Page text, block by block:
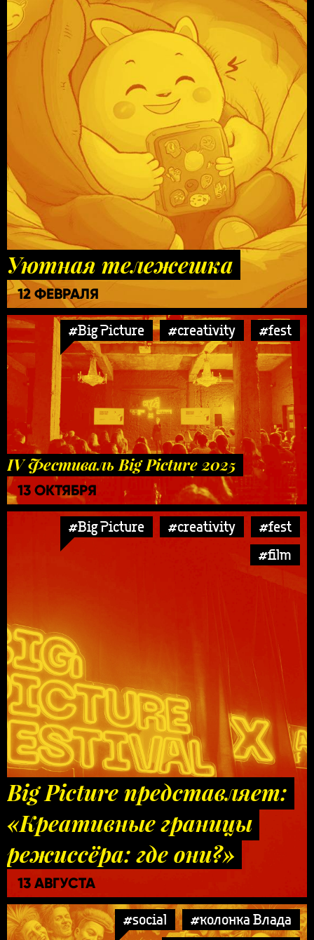
Уютная тележешка
12 ФЕВРАЛЯ
#Big Picture #creativity #fest
IV Фестиваль Big Picture 2025
13 ОКТЯБРЯ
#Big Picture #creativity
#fest
#film
Big Picture представляет:
«Креативные границы
режиссёра: где они?»
13 АВГУСТА
#social
#колонка Влада